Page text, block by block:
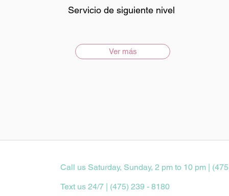
Servicio de siguiente nivel
Ver más
Call us Saturday, Sunday, 2 pm to 10 pm |
Text us 24/7 | (475) 239 - 8180